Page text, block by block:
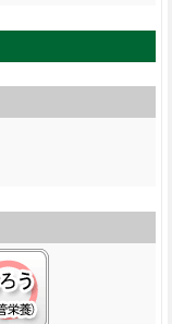
(インスリン):○
経管栄養(胃ろ